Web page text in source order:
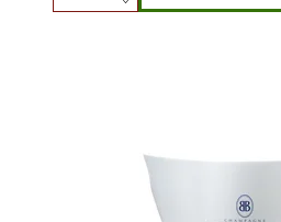
na víno, prosecco i šampaňské.
pro oslavy. Naplňte ledem a...